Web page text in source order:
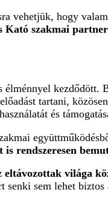
vehetjük, hogy
Kató szakmai
élménnyel kezdődött.
tartani,
és
rendszeresen
eltávozottak világa
sem lehet